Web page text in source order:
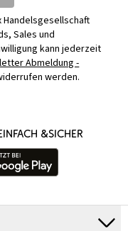
Sales und
kann jederzeit
Abmeldung -
werden.
&SICHER